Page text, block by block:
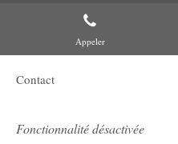
Appeler
Contact
Fonctionnalité désactivée